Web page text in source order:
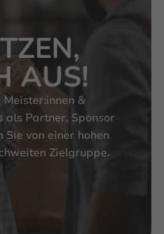
AUS!
&
als Partner, Sponsor
von einer hohen
Zielgruppe.